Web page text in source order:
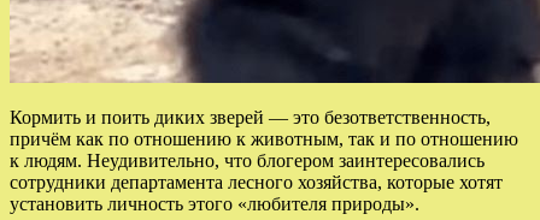
Кормить и поить диких зверей — это безответственность,
причём как по отношению к животным, так и по отношению
к людям. Неудивительно, что блогером заинтересовались
сотрудники департамента лесного хозяйства, которые хотят
установить личность этого «любителя природы».